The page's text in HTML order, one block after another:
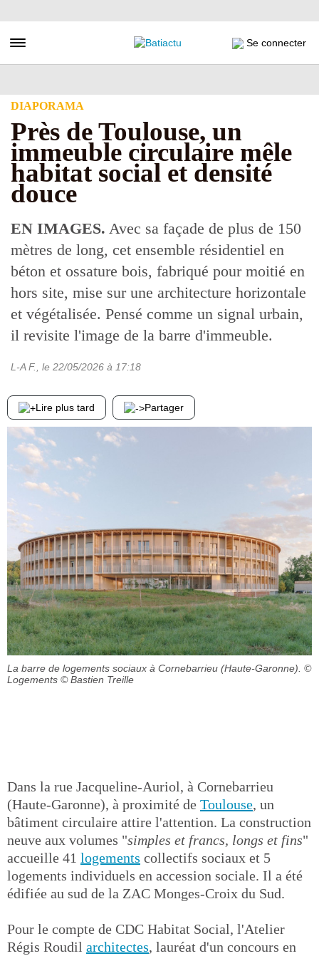
au
principal
Toggle navigation Se connecter
DIAPORAMA
Près de Toulouse, un
immeuble circulaire mêle
habitat social et densité
douce
EN IMAGES. Avec sa façade de plus de 150
mètres de long, cet ensemble résidentiel en
béton et ossature bois, fabriqué pour moitié en
hors site, mise sur une architecture horizontale
et végétalisée. Pensé comme un signal urbain,
il revisite l'image de la barre d'immeuble.
L-A F. , le 22/05/2026 à 17:18
Lire plus tard Partager
La barre de logements sociaux à Cornebarrieu (Haute-Garonne). ©
Logements © Bastien Treille
Dans la rue Jacqueline-Auriol, à Cornebarrieu
(Haute-Garonne), à proximité de Toulouse, un
bâtiment circulaire attire l'attention. La construction
neuve aux volumes "simples et francs, longs et fins"
accueille 41 logements collectifs sociaux et 5
logements individuels en accession sociale. Il a été
édifiée au sud de la ZAC Monges-Croix du Sud.
Pour le compte de CDC Habitat Social, l'Atelier
Régis Roudil architectes, lauréat d'un concours en